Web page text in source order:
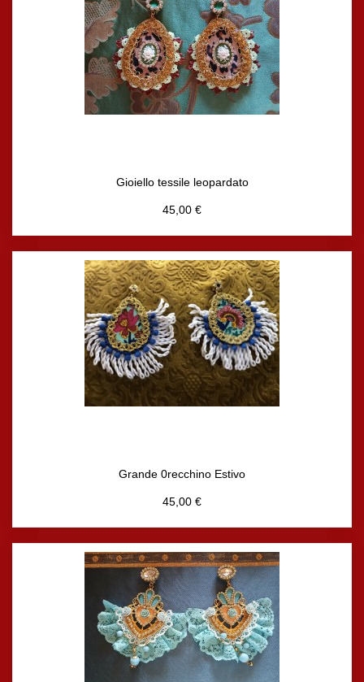
Gioiello tessile leopardato
45,00 €
Grande 0recchino Estivo
45,00 €